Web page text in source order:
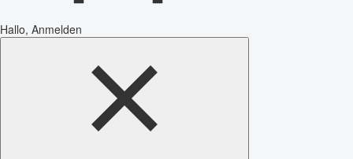
Hallo, Anmelden